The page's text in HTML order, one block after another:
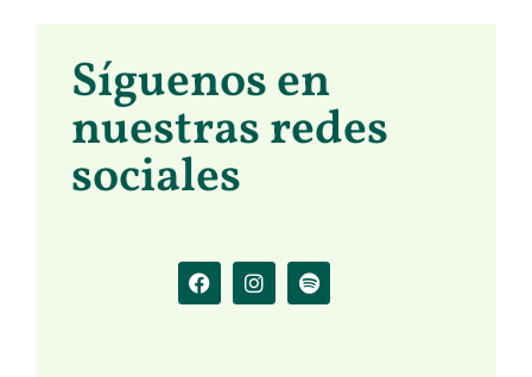
Síguenos en
nuestras redes
sociales